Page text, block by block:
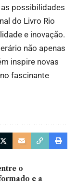
possibilidades
do Livro Rio
e inovação.
não apenas
inspire novas
fascinante
o
e a